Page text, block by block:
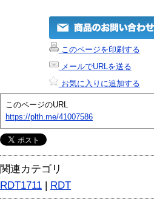
このページを印刷する
メールでURLを送る
お気に入りに追加する
このページのURL
https://plth.me/41007586
関連カテゴリ
RDT1711 | RDT